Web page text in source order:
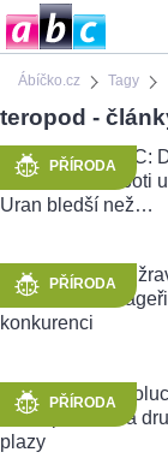
Ábíčko.cz Tagy
teropod -
PŘÍRODA
PŘÍRODA
PŘÍRODA